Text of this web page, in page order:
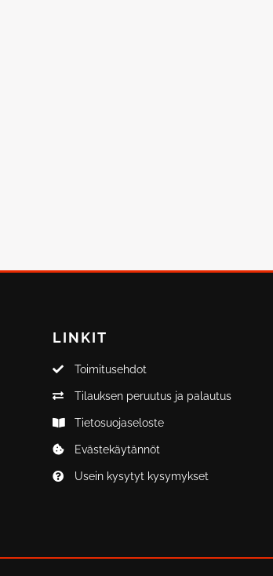
LINKIT
Toimitusehdot
Tilauksen peruutus ja palautus
Tietosuojaseloste
Evästekäytännöt
Usein kysytyt kysymykset